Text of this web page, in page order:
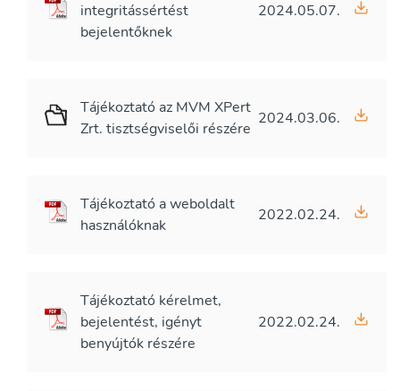
integritássértést
bejelentőknek
2024.05.07.
Tájékoztató az MVM XPert
Zrt. tisztségviselői részére
2024.03.06.
Tájékoztató a weboldalt
használóknak
2022.02.24.
Tájékoztató kérelmet,
bejelentést, igényt
benyújtók részére
2022.02.24.